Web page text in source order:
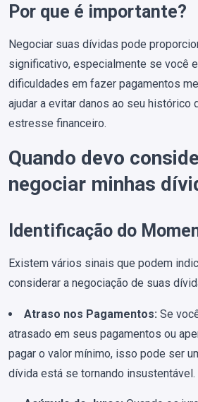
Por que é importante?
Negociar suas dívidas pode
significativo, especialmente se você
dificuldades em fazer pagamentos
ajudar a evitar danos ao seu histórico
estresse financeiro.
Quando devo
negociar minhas
Identificação do
Existem vários sinais que podem
considerar a negociação de suas
Atraso nos Pagamentos: Se
atrasado em seus pagamentos ou
pagar o valor mínimo, isso pode ser
dívida está se tornando insustentável.